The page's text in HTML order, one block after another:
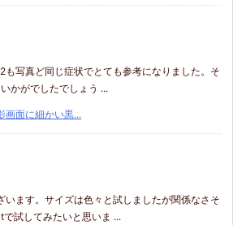
も写真ど同じ症状でとても参考になりました。そ
かがでしたでしょう ...
画面に細かい黒...
います。サイズは色々と試しましたが関係なさそ
試してみたいと思いま ...